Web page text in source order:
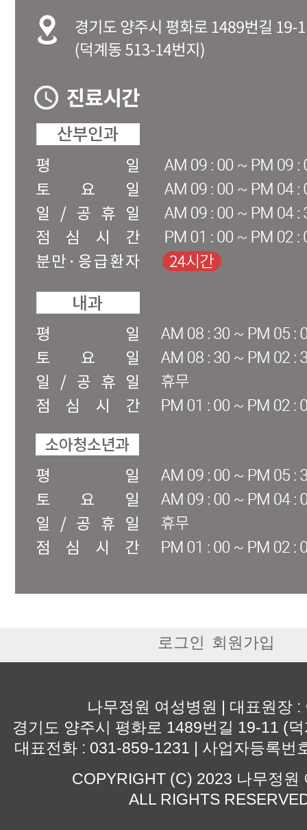
로그인 회원가입
나무정원 여성병원 | 대표원장 :
경기도 양주시 평화로 1489번길 19-11 (
대표전화 : 031-859-1231 | 사업자등록번
COPYRIGHT (C) 2023 나무정원
ALL RIGHTS